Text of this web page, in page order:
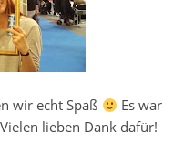
wir echt Spaß
Es war
lieben Dank dafür!